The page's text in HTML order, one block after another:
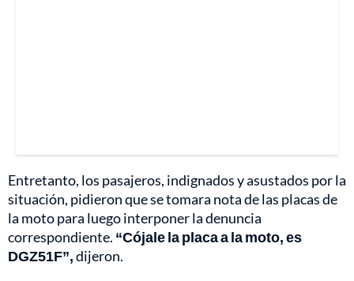
Entretanto, los pasajeros, indignados y asustados por la
situación, pidieron que se tomara nota de las placas de
la moto para luego interponer la denuncia
correspondiente. “Cójale la placa a la moto, es
DGZ51F”,dijeron.